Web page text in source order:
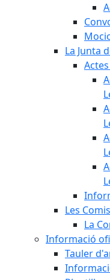
La Junta
Les
La
Informació
Tauler